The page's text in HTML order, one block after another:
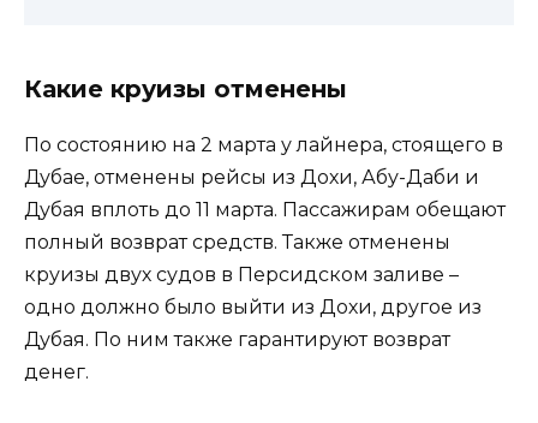
Какие круизы отменены
По состоянию на 2 марта у лайнера, стоящего в
Дубае, отменены рейсы из Дохи, Абу-Даби и
Дубая вплоть до 11 марта. Пассажирам обещают
полный возврат средств. Также отменены
круизы двух судов в Персидском заливе –
одно должно было выйти из Дохи, другое из
Дубая. По ним также гарантируют возврат
денег.